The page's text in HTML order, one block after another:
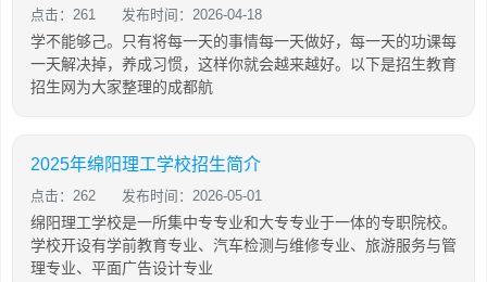
点击：261 发布时间：2026-04-18
学不能够己。只有将每一天的事情每一天做好，每一天的功课每
一天解决掉，养成习惯，这样你就会越来越好。以下是招生教育
招生网为大家整理的成都航
2025年绵阳理工学校招生简介
点击：262 发布时间：2026-05-01
绵阳理工学校是一所集中专专业和大专专业于一体的专职院校。
学校开设有学前教育专业、汽车检测与维修专业、旅游服务与管
理专业、平面广告设计专业